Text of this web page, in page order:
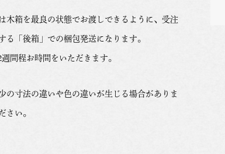
木箱を最良の状態でお渡しできるように、受注
る「後箱」での梱包発送になります。
間程お時間をいただきます。
の寸法の違いや色の違いが生じる場合がありま
さい。